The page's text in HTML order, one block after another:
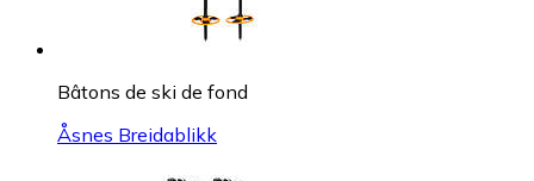
Bâtons de ski de fond
Åsnes Breidablikk